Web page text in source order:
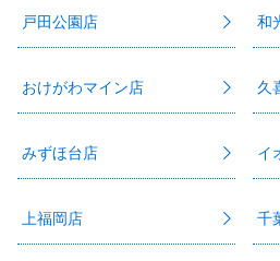
戸田公園店 和
おけがわマイン店 久
みずほ台店 イ
上福岡店 千